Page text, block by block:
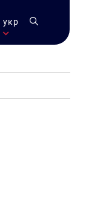
укр